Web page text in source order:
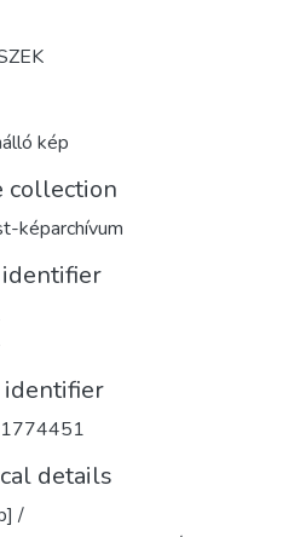
kép
collection
képarchívum
identifier
identifier
details
/